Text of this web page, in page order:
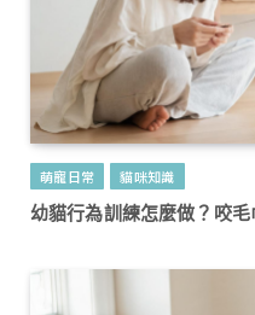
萌寵日常
貓咪知識
幼貓行為訓練怎麼做？咬